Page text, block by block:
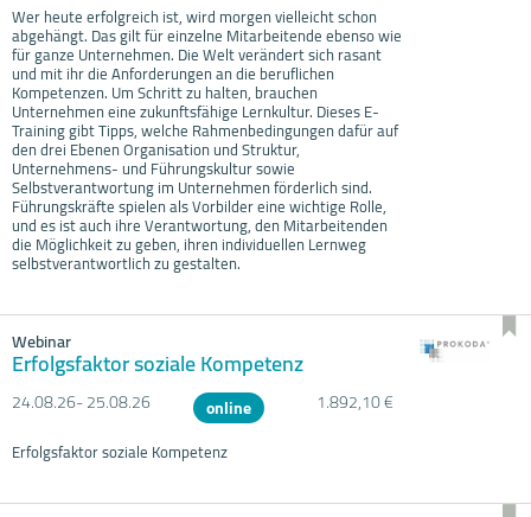
Wer heute erfolgreich ist, wird morgen vielleicht schon
abgehängt. Das gilt für einzelne Mitarbeitende ebenso wie
für ganze Unternehmen. Die Welt verändert sich rasant
und mit ihr die Anforderungen an die beruflichen
Kompetenzen. Um Schritt zu halten, brauchen
Unternehmen eine zukunftsfähige Lernkultur. Dieses E-
Training gibt Tipps, welche Rahmenbedingungen dafür auf
den drei Ebenen Organisation und Struktur,
Unternehmens- und Führungskultur sowie
Selbstverantwortung im Unternehmen förderlich sind.
Führungskräfte spielen als Vorbilder eine wichtige Rolle,
und es ist auch ihre Verantwortung, den Mitarbeitenden
die Möglichkeit zu geben, ihren individuellen Lernweg
selbstverantwortlich zu gestalten.
Webinar
Erfolgsfaktor soziale Kompetenz
24.08.26- 25.08.26 online 1.892,10 €
Erfolgsfaktor soziale Kompetenz